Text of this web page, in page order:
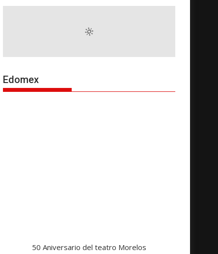
Edomex
50 Aniversario del teatro Morelos